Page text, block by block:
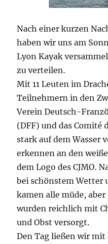
Nach einer kurzen
haben wir uns am
Lyon Kayak
zu verteilen.
Mit 11 Leuten im
Teilnehmern in den
Verein Deutsch-
(DFF) und das Comité
stark auf dem Wasser
erkennen an den
dem Logo des CJMO.
bei schönstem Wetter
kamen alle müde,
wurden reichlich mit
und Obst versorgt.
Den Tag ließen wir